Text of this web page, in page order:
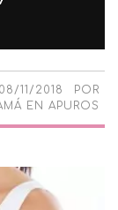
08/11/2018
POR
EN APUROS